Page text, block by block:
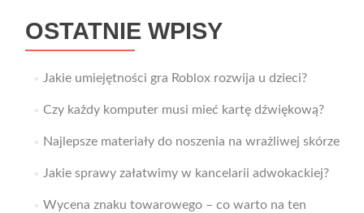
OSTATNIE WPISY
Jakie umiejętności gra Roblox rozwija u dzieci?
Czy każdy komputer musi mieć kartę dźwiękową?
Najlepsze materiały do noszenia na wrażliwej skórze
Jakie sprawy załatwimy w kancelarii adwokackiej?
Wycena znaku towarowego – co warto na ten